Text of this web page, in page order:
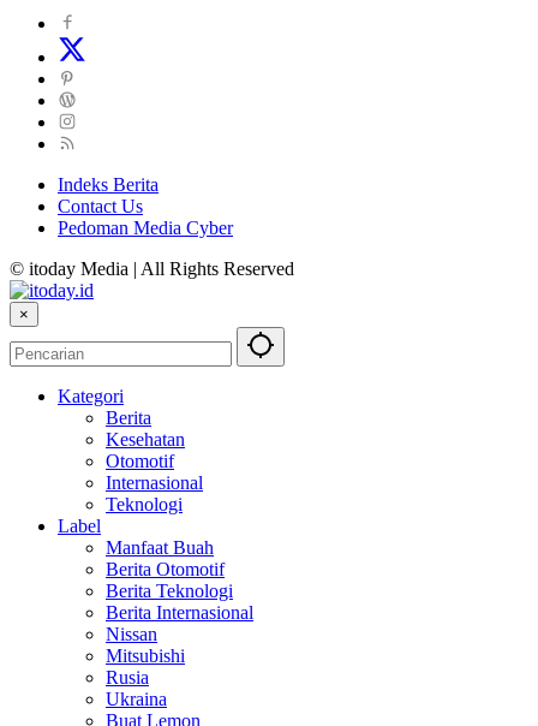
Indeks Berita
Contact Us
Pedoman Media Cyber
© itoday Media | All Rights Reserved
×
Kategori
Berita
Kesehatan
Otomotif
Internasional
Teknologi
Label
Manfaat Buah
Berita Otomotif
Berita Teknologi
Berita Internasional
Nissan
Mitsubishi
Rusia
Ukraina
Buat Lemon